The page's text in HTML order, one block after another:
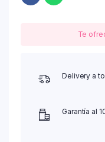
Te
Delivery a
Garantía al